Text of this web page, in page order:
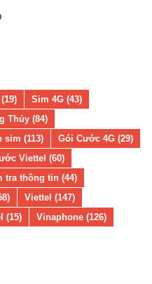
Sim 4G (43)
Thủy (84)
sim (113)
Gói Cước 4G (29)
Viettel (60)
tra thông tin (44)
Viettel (147)
(15)
Vinaphone (126)